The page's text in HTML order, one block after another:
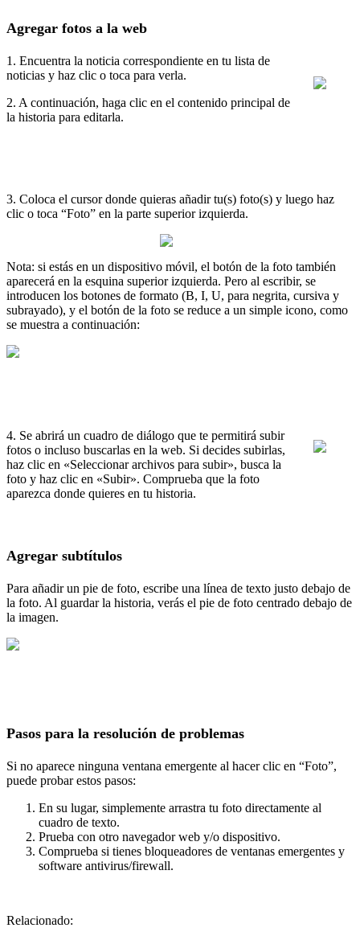
Agregar fotos a la web
1 . Encuentra la noticia correspondiente en tu lista de
noticias y haz clic o toca para verla.
2. A continuación, haga clic en el contenido principal de
la historia para editarla.
3. Coloca el cursor donde quieras añadir tu(s) foto(s) y luego haz
clic o toca “Foto” en la parte superior izquierda.
Nota: si estás en un dispositivo móvil, el botón de la foto también
aparecerá en la esquina superior izquierda. Pero al escribir, se
introducen los botones de formato (B, I, U, para negrita, cursiva y
subrayado), y el botón de la foto se reduce a un simple icono, como
se muestra a continuación:
4. Se abrirá un cuadro de diálogo que te permitirá subir
fotos o incluso buscarlas en la web. Si decides subirlas,
haz clic en «Seleccionar archivos para subir», busca la
foto y haz clic en «Subir». Comprueba que la foto
aparezca donde quieres en tu historia.
Agregar subtítulos
Para añadir un pie de foto, escribe una línea de texto justo debajo de
la foto. Al guardar la historia, verás el pie de foto centrado debajo de
la imagen.
Pasos para la resolución de problemas
Si no aparece ninguna ventana emergente al hacer clic en “Foto”,
puede probar estos pasos:
En su lugar, simplemente arrastra tu foto directamente al
cuadro de texto.
Prueba con otro navegador web y/o dispositivo.
Comprueba si tienes bloqueadores de ventanas emergentes y
software antivirus/firewall.
Relacionado: